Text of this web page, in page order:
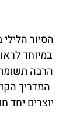
הסיור
במיוחד
הרבה
המדריך
יוצרים יחד